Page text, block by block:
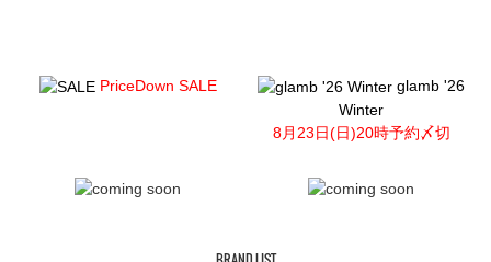
PriceDown SALE
glamb '26
Winter
8月23日(日)20時予約〆切